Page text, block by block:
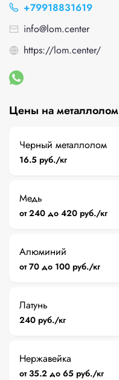
+79918831619
info@lom.center
https://lom.center/
Цены на металлолом
Черный металлолом
16.5 руб./кг
Медь
от 240 до 420 руб./кг
Алюминий
от 70 до 100 руб./кг
Латунь
240 руб./кг
Нержавейка
от 35.2 до 65 руб./кг